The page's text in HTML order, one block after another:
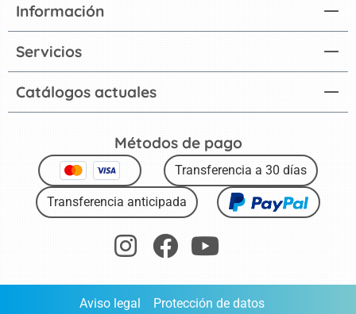
Catálogos actuales
Información
Servicios
Métodos de pago
Transferencia a 30 días
Transferencia anticipada
Aviso legal Protección de datos